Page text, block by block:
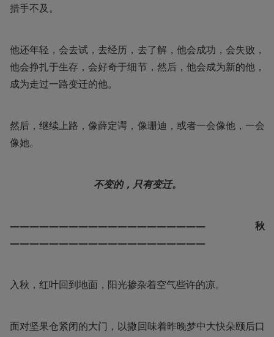
措手不及。
他还年轻，会去试，去经历，去了解，他会成功，会失败，
他会挣扎于生存，会好奇于细节，然后，他会成为新的他，
成为走过一路变迁的他。
然后，继续上路，像薛定谔，像珊迪，或者一会像他，一会
像她。
不变的，只有变迁。
————————————————————秋
————————————————————
入秋，红叶回到地面，阳光掺杂着空气些许的凉。
面对坚果仓紧闭的大门，以撒回味着昨晚梦中大快朵颐后口